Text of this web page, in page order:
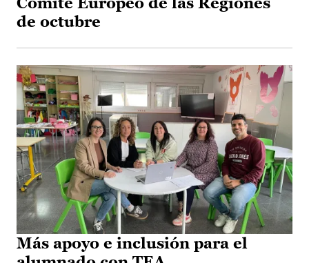
de octubre
Más apoyo e inclusión para el